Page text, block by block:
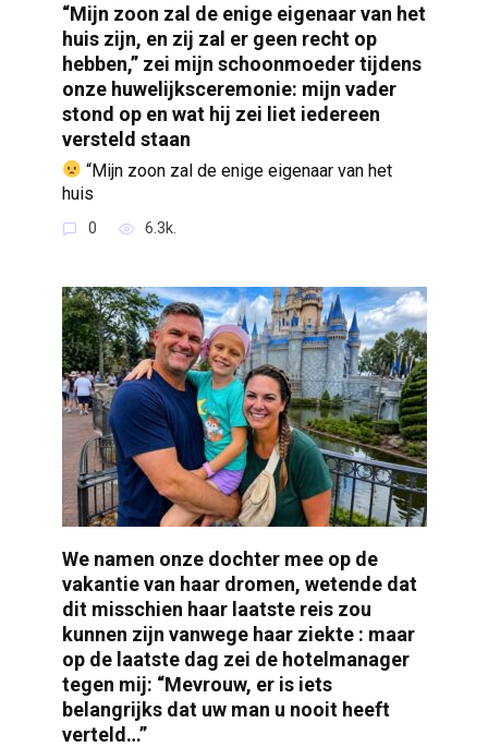
“Mijn zoon zal de enige eigenaar van het
huis zijn, en zij zal er geen recht op
hebben,” zei mijn schoonmoeder tijdens
onze huwelijksceremonie: mijn vader
stond op en wat hij zei liet iedereen
versteld staan
“Mijn zoon zal de enige eigenaar van het
huis
0 6.3k.
We namen onze dochter mee op de
vakantie van haar dromen, wetende dat
dit misschien haar laatste reis zou
kunnen zijn vanwege haar ziekte : maar
op de laatste dag zei de hotelmanager
tegen mij: “Mevrouw, er is iets
belangrijks dat uw man u nooit heeft
verteld…”